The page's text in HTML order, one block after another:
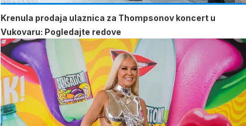
Krenula prodaja ulaznica za Thompsonov koncert u
Vukovaru: Pogledajte redove